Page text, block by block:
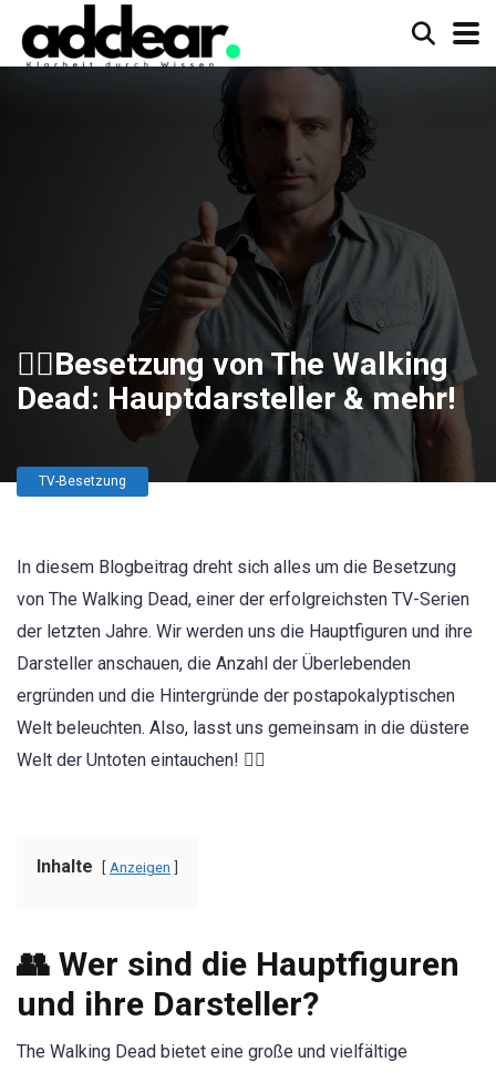
🧟‍♂️Besetzung von The Walking
Dead: Hauptdarsteller & mehr!
TV-Besetzung
In diesem Blogbeitrag dreht sich alles um die Besetzung
von The Walking Dead, einer der erfolgreichsten TV-Serien
der letzten Jahre. Wir werden uns die Hauptfiguren und ihre
Darsteller anschauen, die Anzahl der Überlebenden
ergründen und die Hintergründe der postapokalyptischen
Welt beleuchten. Also, lasst uns gemeinsam in die düstere
Welt der Untoten eintauchen! 🧟‍♀️
Inhalte Anzeigen
👥 Wer sind die Hauptfiguren
und ihre Darsteller?
The Walking Dead bietet eine große und vielfältige